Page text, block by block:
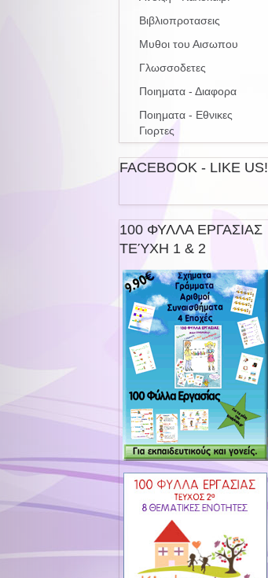
Βιβλιοπροτασεις
Μυθοι του Αισωπου
Γλωσσοδετες
Ποιηματα - Διαφορα
Ποιηματα - Εθνικες
Γιορτες
FACEBOOK - LIKE US!
100 ΦΥΛΛΑ ΕΡΓΑΣΙΑΣ
ΤΕΎΧΗ 1 & 2